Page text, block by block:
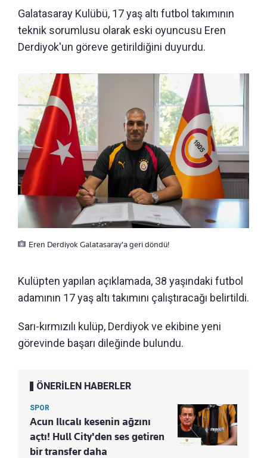
Galatasaray Kulübü, 17 yaş altı futbol takımının
teknik sorumlusu olarak eski oyuncusu Eren
Derdiyok'un göreve getirildiğini duyurdu.
Eren Derdiyok Galatasaray'a geri döndü!
Kulüpten yapılan açıklamada, 38 yaşındaki futbol
adamının 17 yaş altı takımını çalıştıracağı belirtildi.
Sarı-kırmızılı kulüp, Derdiyok ve ekibine yeni
görevinde başarı dileğinde bulundu.
ÖNERİLEN HABERLER
SPOR
Acun Ilıcalı kesenin ağzını
açtı! Hull City'den ses getiren
bir transfer daha